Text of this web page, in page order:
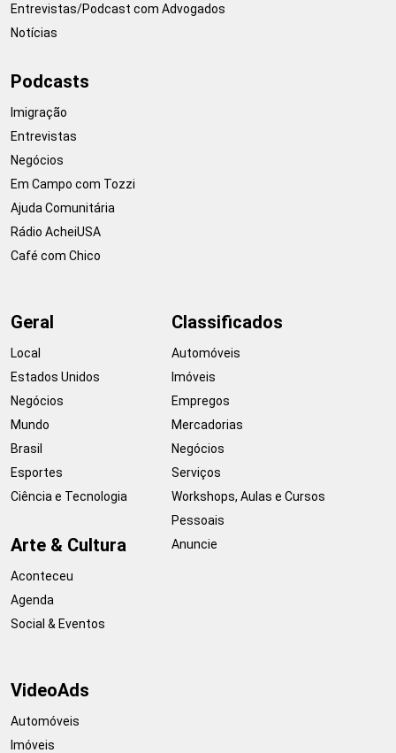
Entrevistas/Podcast com Advogados
Notícias
Podcasts
Imigração
Entrevistas
Negócios
Em Campo com Tozzi
Ajuda Comunitária
Rádio AcheiUSA
Café com Chico
Geral
Local
Estados Unidos
Negócios
Mundo
Brasil
Esportes
Ciência e Tecnologia
Arte & Cultura
Aconteceu
Agenda
Social & Eventos
Classificados
Automóveis
Imóveis
Empregos
Mercadorias
Negócios
Serviços
Workshops, Aulas e Cursos
Pessoais
Anuncie
VideoAds
Automóveis
Imóveis